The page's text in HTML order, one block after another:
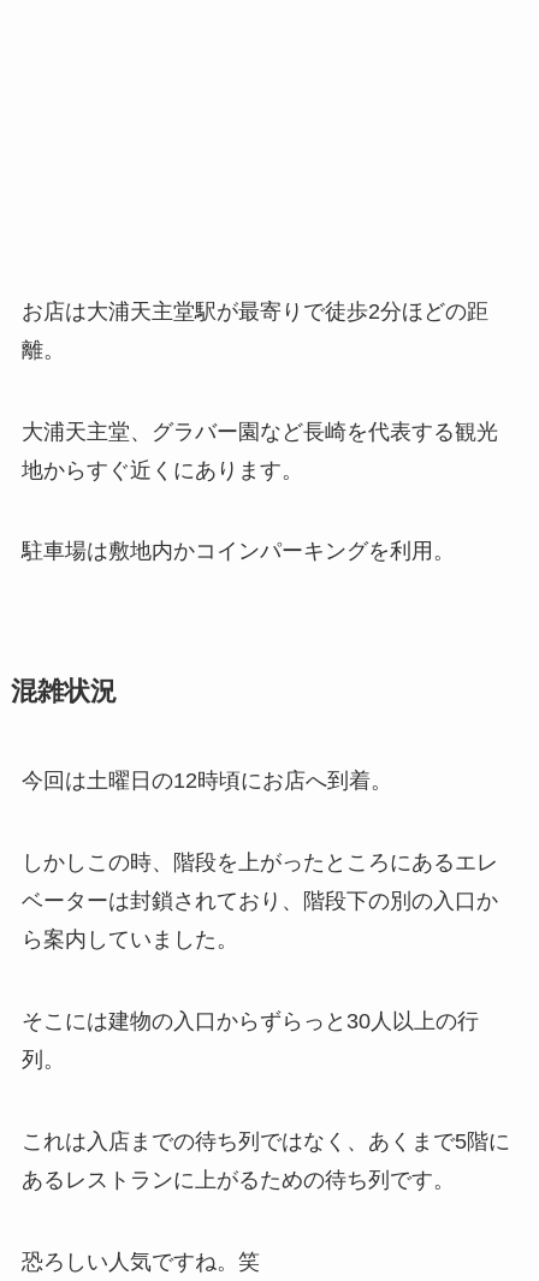
お店は大浦天主堂駅が最寄りで徒歩2分ほどの距
離。
大浦天主堂、グラバー園など長崎を代表する観光
地からすぐ近くにあります。
駐車場は敷地内かコインパーキングを利用。
混雑状況
今回は土曜日の12時頃にお店へ到着。
しかしこの時、階段を上がったところにあるエレ
ベーターは封鎖されており、階段下の別の入口か
ら案内していました。
そこには建物の入口からずらっと30人以上の行
列。
これは入店までの待ち列ではなく、あくまで5階に
あるレストランに上がるための待ち列です。
恐ろしい人気ですね。笑